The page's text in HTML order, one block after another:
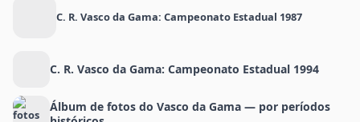
C. R. Vasco da Gama: Campeonato Estadual 1987
C. R. Vasco da Gama: Campeonato Estadual 1994
Álbum de fotos do Vasco da Gama — por períodos